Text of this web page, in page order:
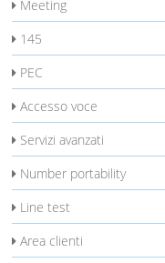
Meeting
145
PEC
Accesso voce
Servizi avanzati
Number portability
Line test
Area clienti